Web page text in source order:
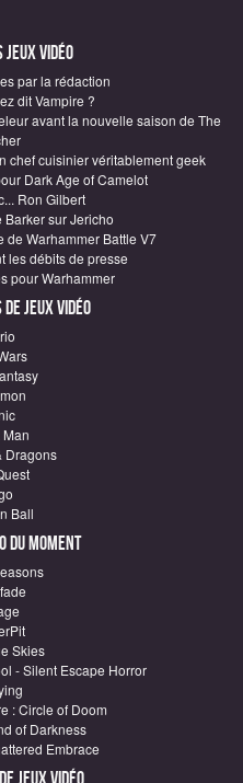
vidéo
par la rédaction
dit Vampire ?
avant la nouvelle saison de The
chef cuisinier véritablement geek
Dark Age of Camelot
Ron Gilbert
Barker sur Jericho
de Warhammer Battle V7
les débits de presse
pour Warhammer
Jeux vidéo
Dragons
Ball
du moment
Skies
- Silent Escape Horror
: Circle of Doom
of Darkness
Embrace